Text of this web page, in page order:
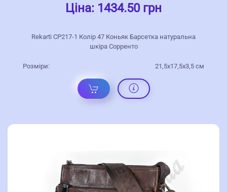
Ціна: 1434.50 грн
Rekarti СР217-1 Колір 47 Коньяк Барсетка натуральна
шкіра Сорренто
Розміри: 21,5х17,5х3,5 см